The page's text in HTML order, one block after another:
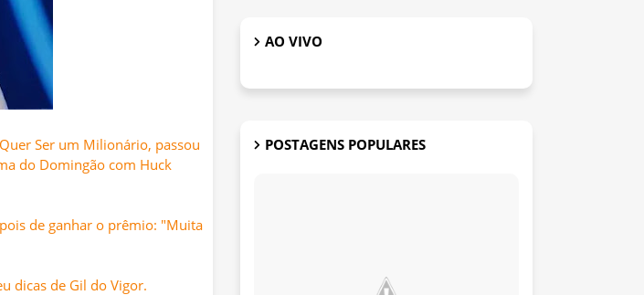
Ser um Milionário, passou
do Domingão com Huck
de ganhar o prêmio: "Muita
dicas de Gil do Vigor.
AO VIVO
POSTAGENS POPULARES